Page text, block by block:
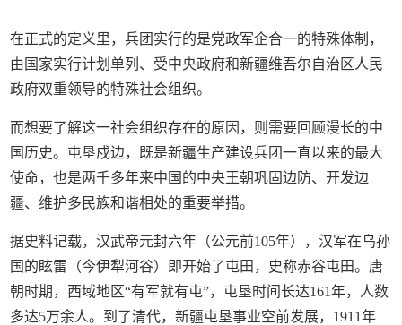
在正式的定义里，兵团实行的是党政军企合一的特殊体制，
由国家实行计划单列、受中央政府和新疆维吾尔自治区人民
政府双重领导的特殊社会组织。
而想要了解这一社会组织存在的原因，则需要回顾漫长的中
国历史。屯垦戍边，既是新疆生产建设兵团一直以来的最大
使命，也是两千多年来中国的中央王朝巩固边防、开发边
疆、维护多民族和谐相处的重要举措。
据史料记载，汉武帝元封六年（公元前105年），汉军在乌孙
国的眩雷（今伊犁河谷）即开始了屯田，史称赤谷屯田。唐
朝时期，西域地区“有军就有屯”，屯垦时间长达161年，人数
多达5万余人。到了清代，新疆屯垦事业空前发展，1911年